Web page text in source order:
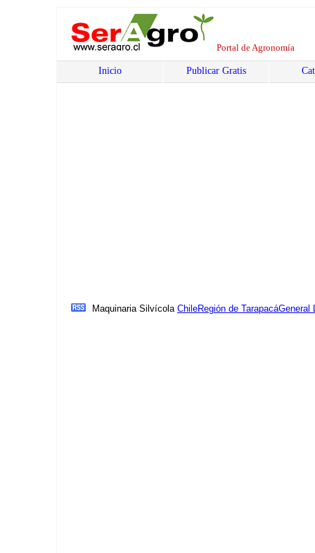
Portal de Agronomía
Inicio Publicar Gratis
Maquinaria Silvícola ChileRegión de TarapacáGeneral